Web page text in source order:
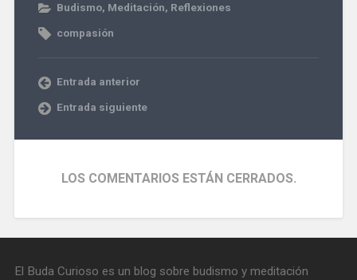
Budismo, Meditación, Reflexiones
compasión
Entrada anterior
Entrada siguiente
LOS COMENTARIOS ESTÁN CERRADOS.
El Buda Curioso es un blog sobre budismo y meditación